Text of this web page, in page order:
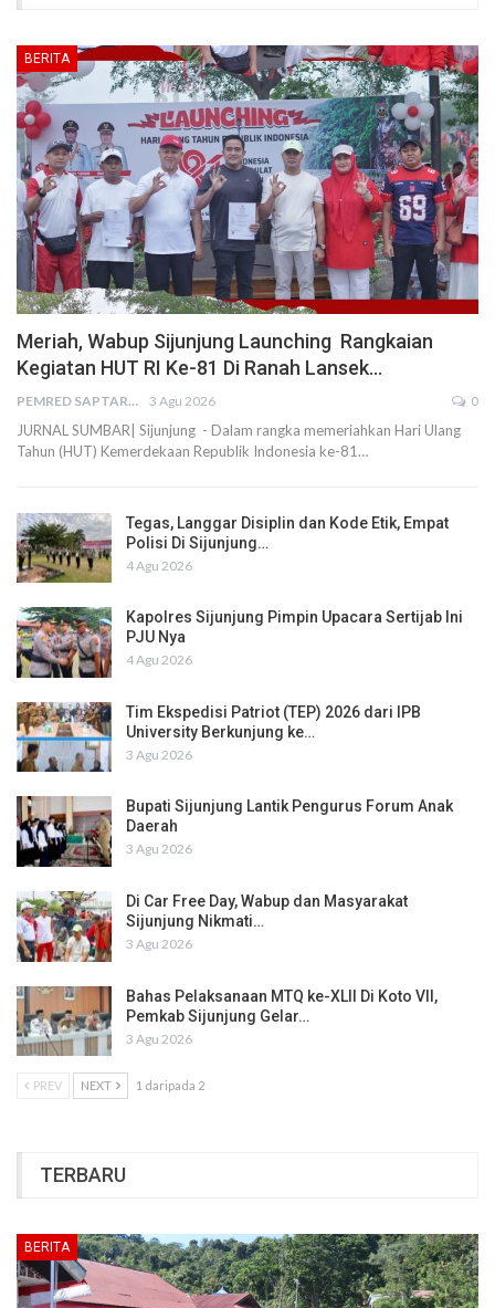
BERITA
Meriah, Wabup Sijunjung Launching Rangkaian
Kegiatan HUT RI Ke-81 Di Ranah Lansek…
PEMRED SAPTARIUS 3 Agu 2026 0
JURNAL SUMBAR| Sijunjung - Dalam rangka memeriahkan Hari Ulang
Tahun (HUT) Kemerdekaan Republik Indonesia ke-81…
Tegas, Langgar Disiplin dan Kode Etik, Empat
Polisi Di Sijunjung…
4 Agu 2026
Kapolres Sijunjung Pimpin Upacara Sertijab Ini
PJU Nya
4 Agu 2026
Tim Ekspedisi Patriot (TEP) 2026 dari IPB
University Berkunjung ke…
3 Agu 2026
Bupati Sijunjung Lantik Pengurus Forum Anak
Daerah
3 Agu 2026
Di Car Free Day, Wabup dan Masyarakat
Sijunjung Nikmati…
3 Agu 2026
Bahas Pelaksanaan MTQ ke-XLII Di Koto VII,
Pemkab Sijunjung Gelar…
3 Agu 2026
PREV NEXT 1 daripada 2
TERBARU
BERITA